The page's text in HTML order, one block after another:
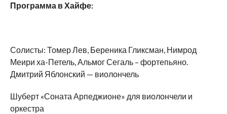
Программа в Хайфе:
Солисты: Томер Лев, Береника Гликсман, Нимрод
Меири ха-Петель, Альмог Сегаль – фортепьяно.
Дмитрий Яблонский — виолончель
Шуберт «Соната Арпеджионе» для виолончели и
оркестра